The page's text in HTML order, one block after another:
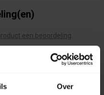
Over
een beoordeling